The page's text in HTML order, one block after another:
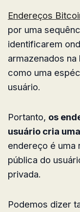
Endereços
por uma
identificarem
armazenados
como uma
usuário.
Portanto, os
usuário cria uma
endereço é uma
pública do
privada.
Podemos dizer